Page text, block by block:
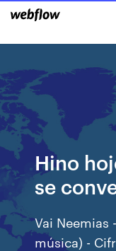
Hino
se
Vai Neemias
música) -